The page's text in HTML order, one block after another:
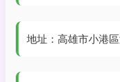
地址：高雄市小港